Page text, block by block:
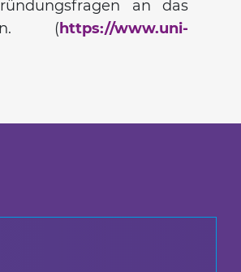
an das
( https://www.uni-